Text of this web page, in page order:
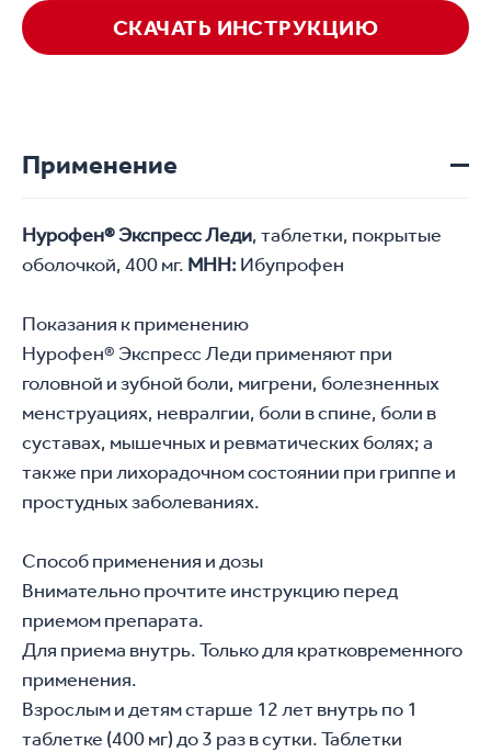
СКАЧАТЬ ИНСТРУКЦИЮ
Применение
Нурофен® Экспресс Леди, таблетки, покрытые
оболочкой, 400 мг. МНН: Ибупрофен
Показания к применению
Нурофен® Экспресс Леди применяют при
головной и зубной боли, мигрени, болезненных
менструациях, невралгии, боли в спине, боли в
суставах, мышечных и ревматических болях; а
также при лихорадочном состоянии при гриппе и
простудных заболеваниях.
Способ применения и дозы
Внимательно прочтите инструкцию перед
приемом препарата.
Для приема внутрь. Только для кратковременного
применения.
Взрослым и детям старше 12 лет внутрь по 1
таблетке (400 мг) до 3 раз в сутки. Таблетки